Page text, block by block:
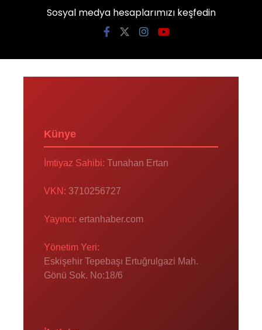
Sosyal medya hesaplarımızı keşfedin
Künye
İmtiyaz Sahibi: Tunahan Ertan
VKN: 3710256727
Yayıncı: ertanhaber.com
Yönetim Yeri:
Eskişehir Tepebaşı Ertuğrulgazi Mah.
Gönü Sok. No:18/6